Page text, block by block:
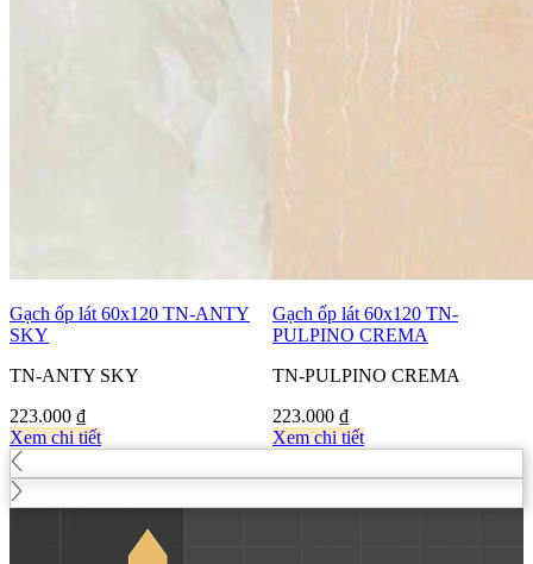
Gạch ốp lát 60x120 TN-ANTY
SKY
TN-ANTY SKY
223.000 ₫
Xem chi tiết
Gạch ốp lát 60x120 TN-
PULPINO CREMA
TN-PULPINO CREMA
223.000 ₫
Xem chi tiết